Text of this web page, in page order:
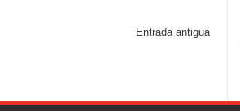
Entrada antigua